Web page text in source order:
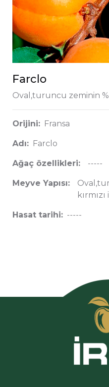
Farclo
Oval,turuncu zeminin
Orijini: Fransa
Adı: Farclo
Ağaç özellikleri: -----
Meyve Yapısı:
Hasat tarihi: -----